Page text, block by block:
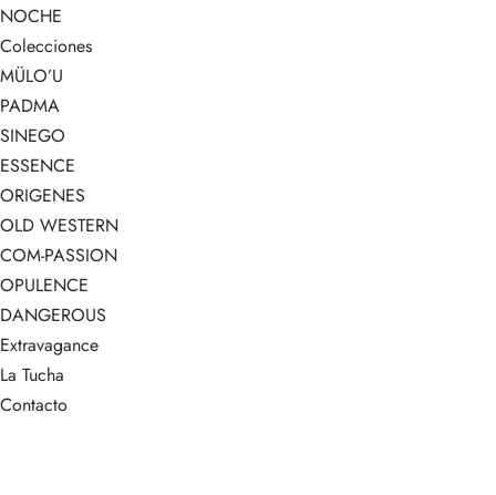
NOCHE
Colecciones
MÜLO’U
PADMA
SINEGO
ESSENCE
ORIGENES
OLD WESTERN
COM-PASSION
OPULENCE
DANGEROUS
Extravagance
La Tucha
Contacto